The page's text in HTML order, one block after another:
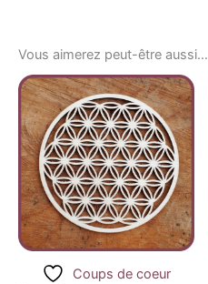
Vous aimerez peut-être aussi…
Coups de coeur